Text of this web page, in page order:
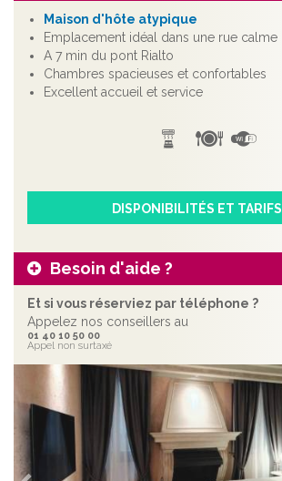
Maison d'hôte atypique
Emplacement idéal dans une rue calme
A 7 min du pont Rialto
Chambres spacieuses et confortables
Excellent accueil et service
DISPONIBILITÉS ET TARIFS
Besoin d'aide ?
Et si vous réserviez par téléphone ?
Appelez nos conseillers au
01 40 10 50 00
Appel non surtaxé
Précédent